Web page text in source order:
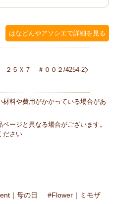
はなどんやアソシエで詳細を見る
２５Ｘ７ ＃００２/4254-2
料や費用がかかっている場合があ
ージと異なる場合がございます。
ださい
｜母の日 Flower｜ミモザ